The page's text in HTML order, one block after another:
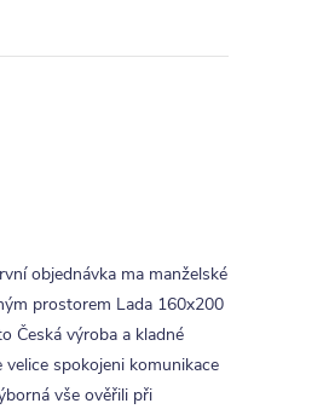
objednávka ma manželské
prostorem Lada 160x200
Česká výroba a kladné
velice spokojeni komunikace
vše ověřili při